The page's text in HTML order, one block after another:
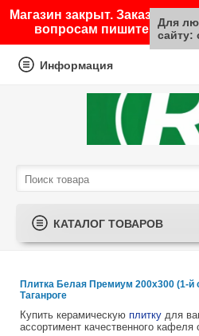
Магазин закрыт. Заказы не
вопросам пишите на
Информация
КАТАЛОГ ТОВАРОВ
Плитка Белая Премиум 200х300 (1-й
Таганроге
Купить керамическую плитку для
ассортимент качественного кафеля
Для
сайту: